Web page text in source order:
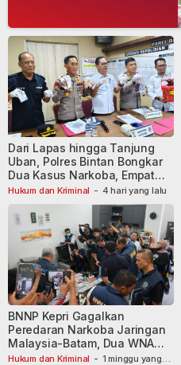
Hukum dan Kriminal - 4 hari yang lalu
Dari Lapas hingga Tanjung
Uban, Polres Bintan Bongkar
Dua Kasus Narkoba, Empat
Tersangka Dibekuk
Hukum dan Kriminal - 1 minggu yang
BNNP Kepri Gagalkan
Peredaran Narkoba Jaringan
Malaysia-Batam, Dua WNA
Masih Diburu